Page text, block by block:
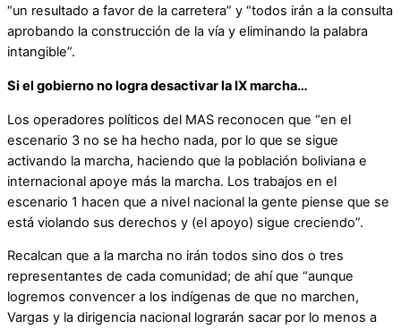
“un resultado a favor de la carretera” y “todos irán a la consulta
aprobando la construcción de la vía y eliminando la palabra
intangible”.
Si el gobierno no logra desactivar la IX marcha…
Los operadores políticos del MAS reconocen que “en el
escenario 3 no se ha hecho nada, por lo que se sigue
activando la marcha, haciendo que la población boliviana e
internacional apoye más la marcha. Los trabajos en el
escenario 1 hacen que a nivel nacional la gente piense que se
está violando sus derechos y (el apoyo) sigue creciendo”.
Recalcan que a la marcha no irán todos sino dos o tres
representantes de cada comunidad; de ahí que “aunque
logremos convencer a los indígenas de que no marchen,
Vargas y la dirigencia nacional lograrán sacar por lo menos a